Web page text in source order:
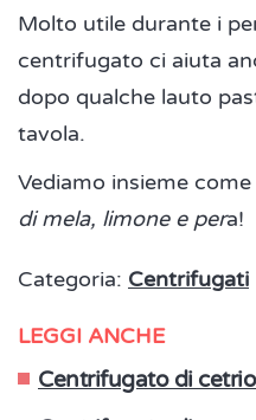
Molto utile durante i
centrifugato ci aiuta
dopo qualche lauto
tavola.
Vediamo insieme
di mela, limone e pera!
Categoria: Centrifugati
LEGGI ANCHE
Centrifugato di